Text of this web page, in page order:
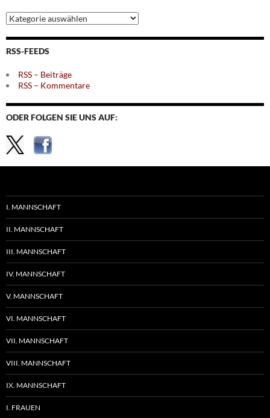
Archiv
nach
Themen
RSS-FEEDS
RSS – Beiträge
RSS – Kommentare
ODER FOLGEN SIE UNS AUF:
I. MANNSCHAFT
II. MANNSCHAFT
III. MANNSCHAFT
IV. MANNSCHAFT
V. MANNSCHAFT
VI. MANNSCHAFT
VII. MANNSCHAFT
VIII. MANNSCHAFT
IX. MANNSCHAFT
I. FRAUEN